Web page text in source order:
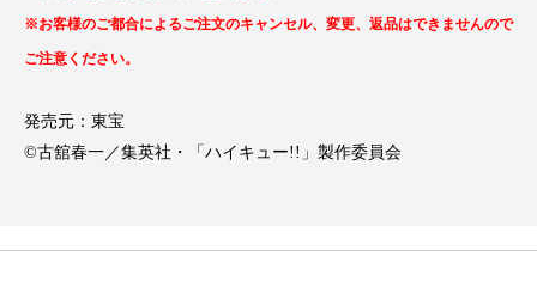
※お客様のご都合によるご注文のキャンセル、変更、返品はできませんので
ご注意ください。
発売元：東宝
©古舘春一／集英社・「ハイキュー!!」製作委員会